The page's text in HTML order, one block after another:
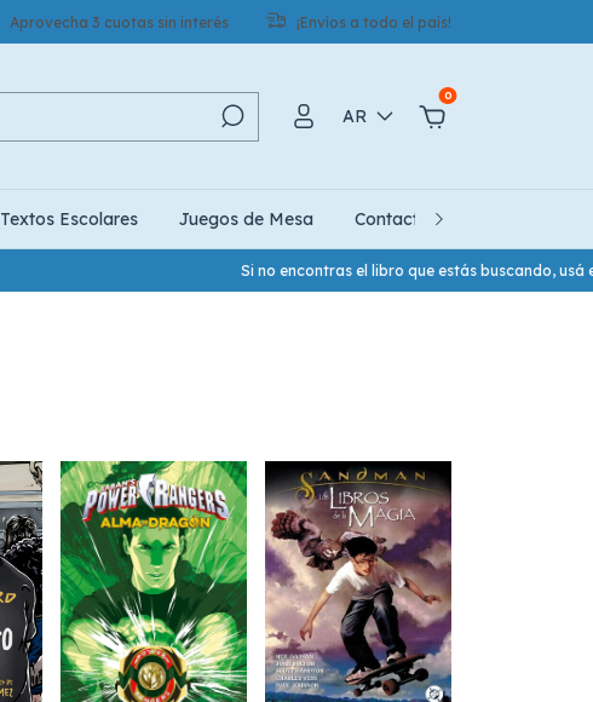
Aprovecha 3 cuotas sin interés ¡Envíos a todo el país!
AR
0
Textos Escolares Juegos de Mesa Contacto
Si no encontras el libro que estás buscando, usá el botón